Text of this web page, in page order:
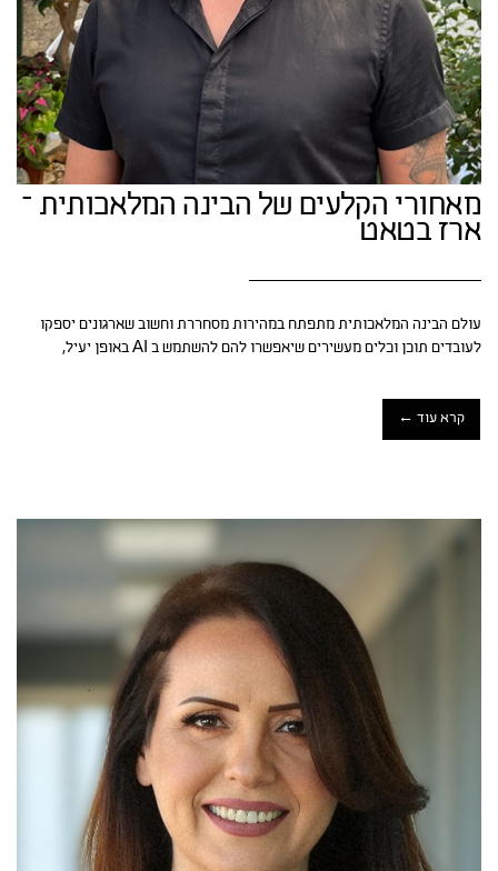
מאחורי הקלעים של הבינה המלאכותית –
ארז בטאט
עולם הבינה המלאכותית מתפתח במהירות מסחררת וחשוב שארגונים יספקו
לעובדים תוכן וכלים מעשירים שיאפשרו להם להשתמש ב AI באופן יעיל,
קרא עוד ←